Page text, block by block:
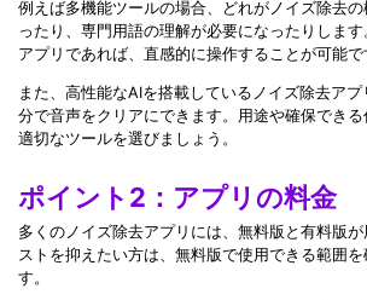
例えば多機能ツールの場合、どれがノイズ除去
ったり、専門用語の理解が必要になったりしま
アプリであれば、直感的に操作することが可能で
また、高性能なAIを搭載しているノイズ除去ア
分で音声をクリアにできます。用途や確保できる
適切なツールを選びましょう。
ポイント2：アプリの料金
多くのノイズ除去アプリには、無料版と有料版
ストを抑えたい方は、無料版で使用できる範囲
す。